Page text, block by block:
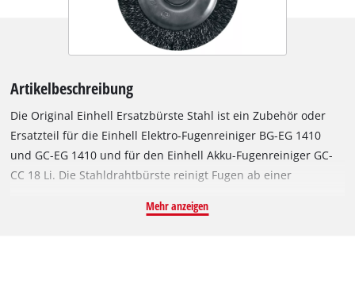
Artikelbeschreibung
Die Original Einhell Ersatzbürste Stahl ist ein Zubehör oder
Ersatzteil für die Einhell Elektro-Fugenreiniger BG-EG 1410
und GC-EG 1410 und für den Einhell Akku-Fugenreiniger GC-
CC 18 Li. Die Stahldrahtbürste reinigt Fugen ab einer
Schmutz, Ablagerungen, Flechten und Moose zwischen
Mehr anzeigen